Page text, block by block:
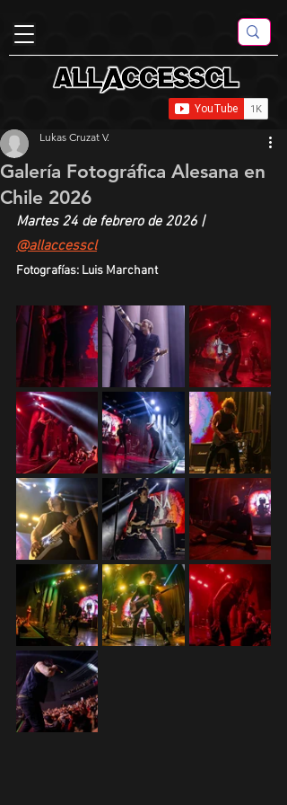
Galería Fotográfica Alesana en
Chile 2026
Lukas Cruzat V.
Martes 24 de febrero de 2026 |
@allaccesscl
Fotografías: Luis Marchant